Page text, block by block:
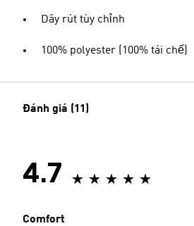
Dây rút tùy chỉnh
100% polyester (100% tái chế)
Đánh giá (11)
4.7
Comfort